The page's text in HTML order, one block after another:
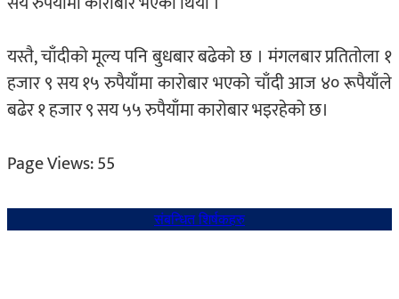
यस्तै, चाँदीको मूल्य पनि बुधबार बढेको छ । मंगलबार प्रतितोला १
हजार ९ सय १५ रुपैयाँमा कारोबार भएको चाँदी आज ४० रूपैयाँले
बढेर १ हजार ९ सय ५५ रुपैयाँमा कारोबार भइरहेको छ।
Page Views:55
संबन्धित शिर्षकहरु